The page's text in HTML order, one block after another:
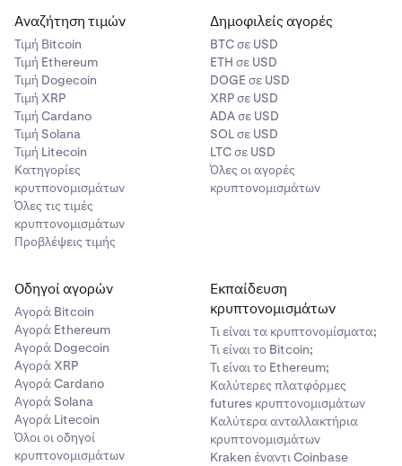
Αναζήτηση τιμών
Τιμή Βitcoin
Τιμή Ethereum
Τιμή Dogecoin
Τιμή XRP
Τιμή Cardano
Τιμή Solana
Τιμή Litecoin
Κατηγορίες
κρυτπονομισμάτων
Όλες τις τιμές
κρυπτονομισμάτων
Προβλέψεις τιμής
Δημοφιλείς αγορές
BTC σε USD
ETH σε USD
DOGE σε USD
XRP σε USD
ADA σε USD
SOL σε USD
LTC σε USD
Όλες οι αγορές
κρυπτονομισμάτων
Οδηγοί αγορών
Αγορά Bitcoin
Αγορά Ethereum
Αγορά Dogecoin
Αγορά XRP
Αγορά Cardano
Αγορά Solana
Αγορά Litecoin
Όλοι οι οδηγοί
κρυπτονομισμάτων
Εκπαίδευση
κρυπτονομισμάτων
Τι είναι τα κρυπτονομίσματα;
Τι είναι το Bitcoin;
Τι είναι το Ethereum;
Καλύτερες πλατφόρμες
futures κρυπτονομισμάτων
Καλύτερα ανταλλακτήρια
κρυπτονομισμάτων
Kraken έναντι Coinbase